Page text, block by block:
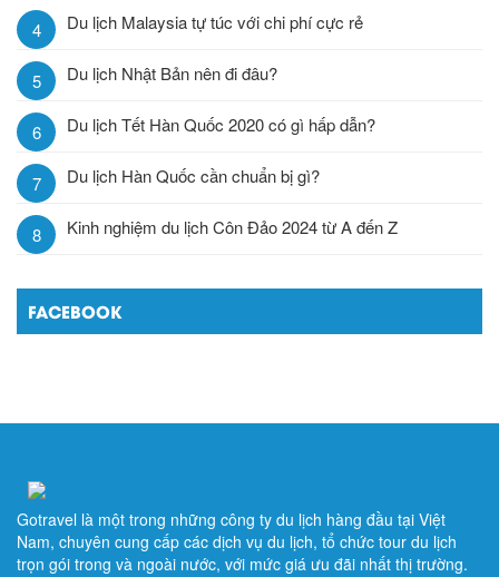
4 Du lịch Malaysia tự túc với chi phí cực rẻ
5 Du lịch Nhật Bản nên đi đâu?
6 Du lịch Tết Hàn Quốc 2020 có gì hấp dẫn?
7 Du lịch Hàn Quốc cần chuẩn bị gì?
8 Kinh nghiệm du lịch Côn Đảo 2024 từ A đến Z
FACEBOOK
Gotravel là một trong những công ty du lịch hàng đầu tại Việt
Nam, chuyên cung cấp các dịch vụ du lịch, tổ chức tour du lịch
trọn gói trong và ngoài nước, với mức giá ưu đãi nhất thị trường.